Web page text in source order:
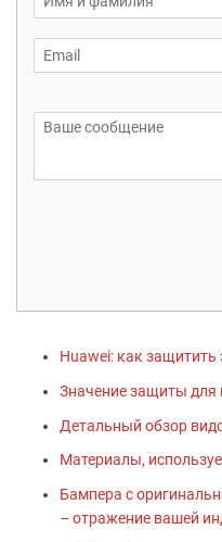
Huawei: как
Значение защиты для
Детальный обзор
Материалы,
Бампера с
– отражение вашей